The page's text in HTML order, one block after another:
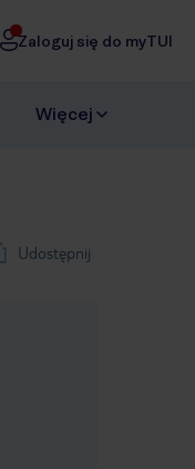
Zaloguj się do myTUI
Więcej
Udostępnij